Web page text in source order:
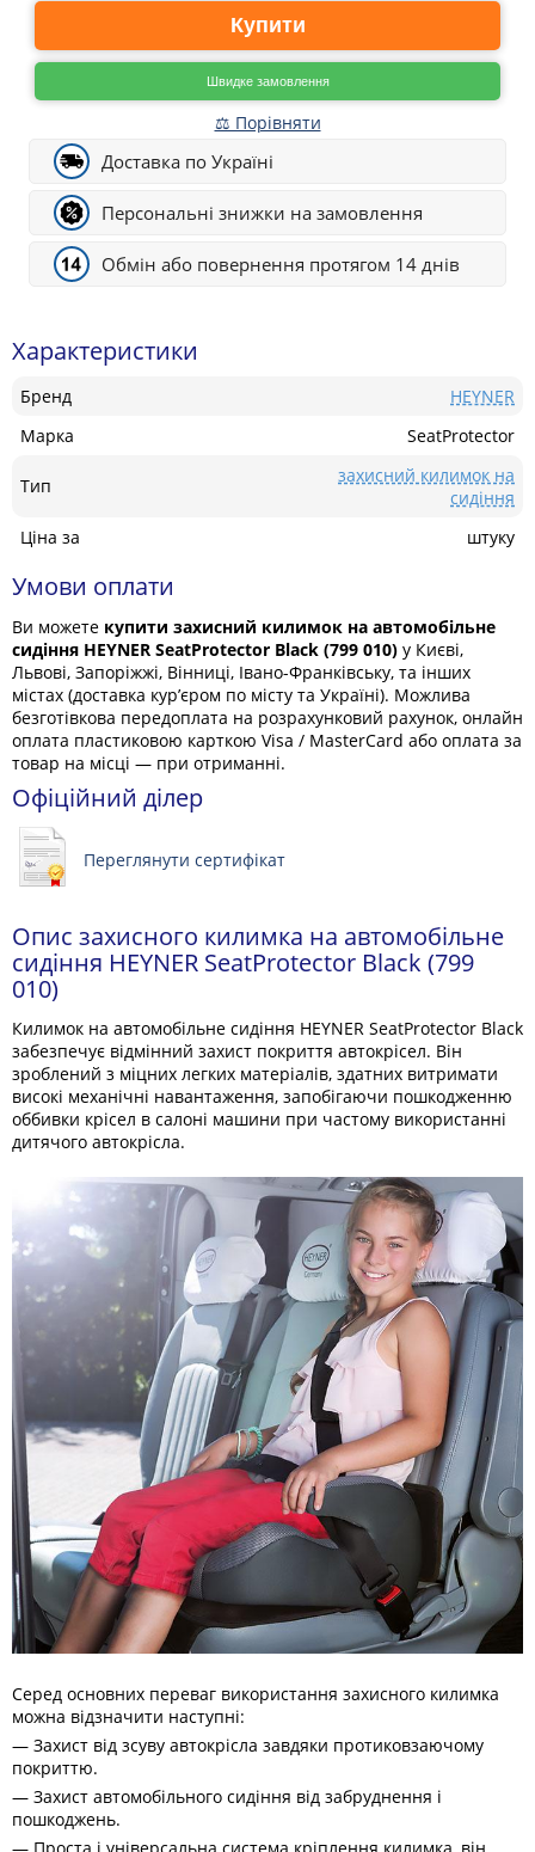
Купити
Швидке замовлення
⚖ Порівняти
Доставка по Україні
Персональні знижки на замовлення
Обмін або повернення протягом 14 днів
Характеристики
Бренд
HEYNER
Марка
SeatProtector
Тип
захисний килимок на
сидіння
Ціна за
штуку
Умови оплати
Ви можете купити захисний килимок на автомобільне
сидіння HEYNER SeatProtector Black (799 010) у Києві,
Львові, Запоріжжі, Вінниці, Івано-Франківську, та інших
містах (доставка кур’єром по місту та Україні). Можлива
безготівкова передоплата на розрахунковий рахунок, онлайн
оплата пластиковою карткою Visa / MasterCard або оплата за
товар на місці — при отриманні.
Офіційний ділер
Переглянути сертифікат
Опис захисного килимка на автомобільне
сидіння HEYNER SeatProtector Black (799
010)
Килимок на автомобільне сидіння HEYNER SeatProtector Black
забезпечує відмінний захист покриття автокрісел. Він
зроблений з міцних легких матеріалів, здатних витримати
високі механічні навантаження, запобігаючи пошкодженню
оббивки крісел в салоні машини при частому використанні
дитячого автокрісла.
Серед основних переваг використання захисного килимка
можна відзначити наступні:
— Захист від зсуву автокрісла завдяки протиковзаючому
покриттю.
— Захист автомобільного сидіння від забруднення і
пошкоджень.